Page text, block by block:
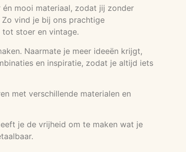
mooi materiaal, zodat jij zonder
vind je bij ons prachtige
tot stoer en vintage.
Naarmate je meer ideeën krijgt,
en inspiratie, zodat je altijd iets
met verschillende materialen en
je de vrijheid om te maken wat je